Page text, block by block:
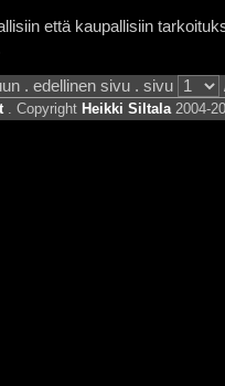
että kaupallisiin
. edellinen sivu . sivu
. Copyright Heikki Siltala2004-